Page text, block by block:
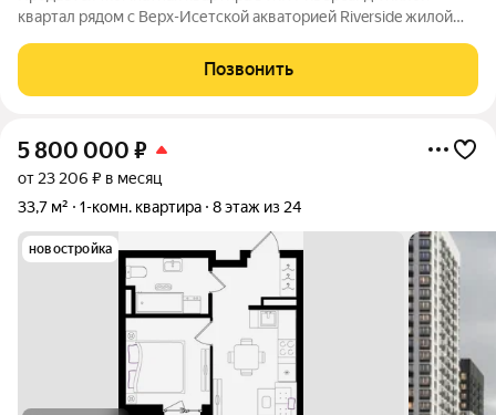
квартал рядом с Верх-Исетской акваторией Riverside жилой
улицами Татищева и Крауля. ВИЗ один из самых
перспективных и наиболее востребованных
Позвонить
5 800 000 ₽
от 23 206 ₽ в месяц
33,7 м²
1-комн. квартира 8 этаж из 24
новостройка